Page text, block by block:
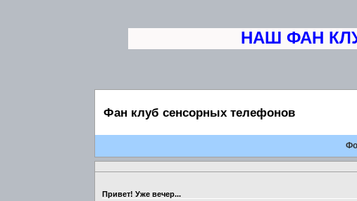
НАШ ФАН
Фан клуб сенсорных телефонов
Привет! Уже вечер...